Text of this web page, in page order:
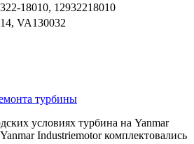
18010, 12932218010
VA130032
турбины
условиях турбина на Yanmar
Industriemotor комплектовались